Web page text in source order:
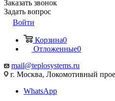
Заказать звонок
Задать вопрос
Войти
Корзина0
Отложенные0
mail@teplosystems.ru
г. Москва, Локомотивный
WhatsApp